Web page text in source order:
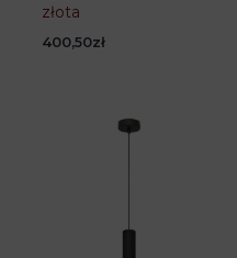
złota
400,50zł